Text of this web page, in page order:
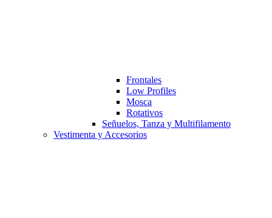
Frontales
Low Profiles
Mosca
Rotativos
Señuelos, Tanza y Multifilamento
Vestimenta y Accesorios